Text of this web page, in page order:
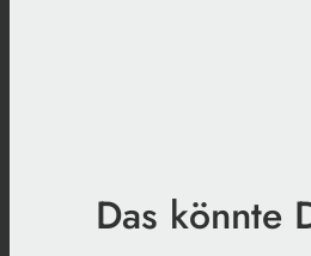
Das könnte